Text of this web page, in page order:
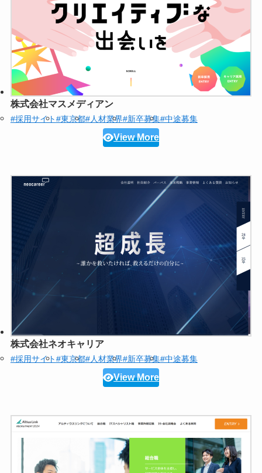
株式会社マスメディアン
#採用サイト#東京都#人材業界#新卒募集#中途募集
View More
株式会社ネオキャリア
#採用サイト#東京都#人材業界#新卒募集#中途募集
View More